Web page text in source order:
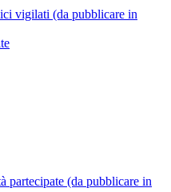
vigilati (da pubblicare in
partecipate (da pubblicare in